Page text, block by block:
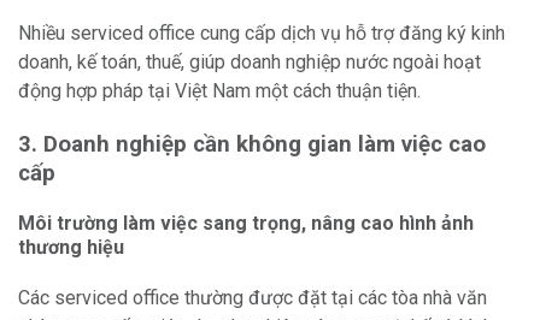
Nhiều serviced office cung cấp dịch vụ hỗ trợ đăng ký kinh
doanh, kế toán, thuế, giúp doanh nghiệp nước ngoài hoạt
động hợp pháp tại Việt Nam một cách thuận tiện.
3. Doanh nghiệp cần không gian làm việc cao
cấp
Môi trường làm việc sang trọng, nâng cao hình ảnh
thương hiệu
Các serviced office thường được đặt tại các tòa nhà văn